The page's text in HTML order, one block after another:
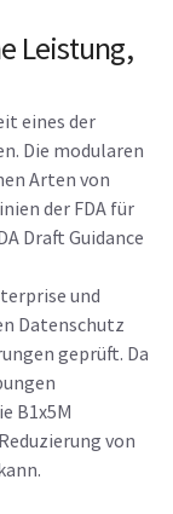
Leistung,
eines der
Die modularen
Arten von
der FDA für
Draft Guidance
und
Datenschutz
geprüft. Da
B1x5M
von